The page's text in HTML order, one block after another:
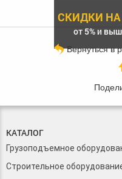
СКИДКИ НА
от 5% и
Вернуться в
КАТАЛОГ
Грузоподъемное
Строительное